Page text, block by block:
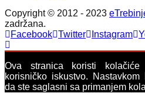
Copyright © 2012 - 2023
zadržana.
Facebook Twitter Instagram
Ova stranica koristi
korisničko iskustvo. Nastavkom
da ste saglasni sa primanjem